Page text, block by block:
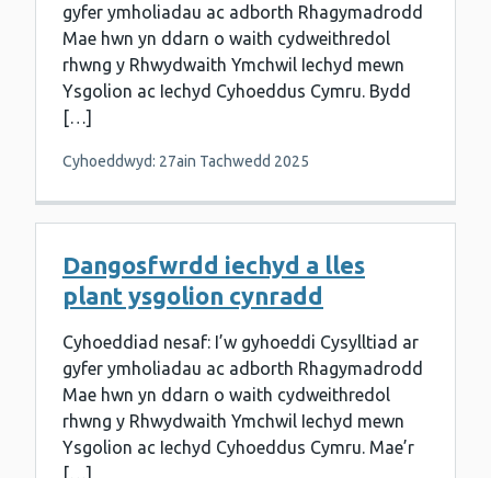
gyfer ymholiadau ac adborth Rhagymadrodd
Mae hwn yn ddarn o waith cydweithredol
rhwng y Rhwydwaith Ymchwil Iechyd mewn
Ysgolion ac Iechyd Cyhoeddus Cymru. Bydd
[…]
Cyhoeddwyd: 27ain Tachwedd 2025
Dangosfwrdd iechyd a lles
plant ysgolion cynradd
Cyhoeddiad nesaf: I’w gyhoeddi Cysylltiad ar
gyfer ymholiadau ac adborth Rhagymadrodd
Mae hwn yn ddarn o waith cydweithredol
rhwng y Rhwydwaith Ymchwil Iechyd mewn
Ysgolion ac Iechyd Cyhoeddus Cymru. Mae’r
[…]